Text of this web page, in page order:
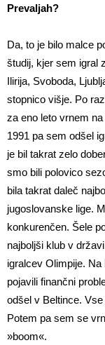
Prevaljah?
Da, to je bilo malce
študij, kjer sem igral
Ilirija, Svoboda,
stopnico višje. Po
za eno leto vrnem
1991 pa sem odšel
je bil takrat zelo
smo bili polovico
bila takrat daleč
jugoslovanske lige.
konkurenčen. Šele
najboljši klub v
igralcev Olimpije.
pojavili finančni
odšel v Beltince.
Potem pa sem se
»boom«.